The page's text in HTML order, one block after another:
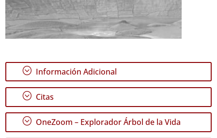
; Información Adicional
; Citas
; OneZoom – Explorador Árbol de la Vida